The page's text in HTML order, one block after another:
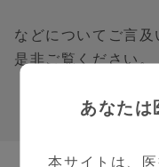
などについてご言及
是非ご覧ください。
あなたは
本サイトは、